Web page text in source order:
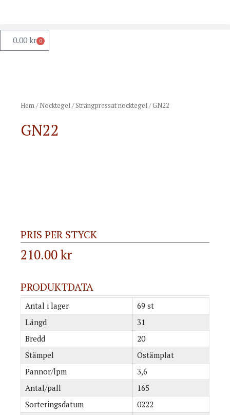
0.00 kr 0
Hem/Nocktegel/Strängpressat nocktegel/ GN22
GN22
PRIS PER STYCK
210.00kr
PRODUKTDATA
Antal i lager
69 st
Längd
31
Bredd
20
Stämpel
Ostämplat
Pannor/lpm
3,6
Antal/pall
165
Sorteringsdatum
0222